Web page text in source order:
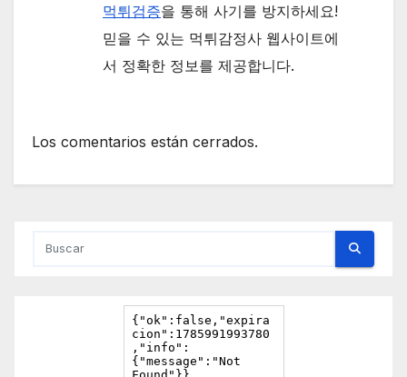
먹튀검증을 통해 사기를 방지하세요!
믿을 수 있는 먹튀감정사 웹사이트에
서 정확한 정보를 제공합니다.
Los comentarios están cerrados.